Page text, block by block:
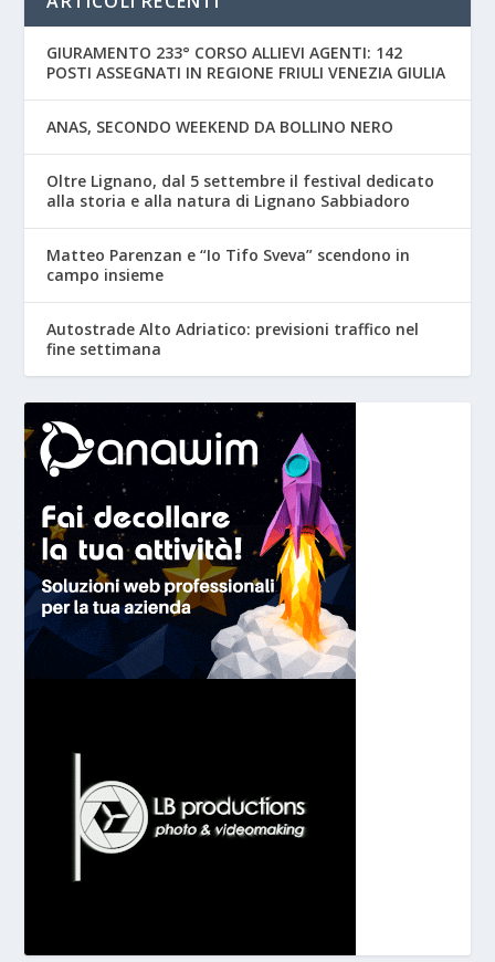
GIURAMENTO 233° CORSO ALLIEVI AGENTI: 142
POSTI ASSEGNATI IN REGIONE FRIULI VENEZIA GIULIA
ANAS, SECONDO WEEKEND DA BOLLINO NERO
Oltre Lignano, dal 5 settembre il festival dedicato
alla storia e alla natura di Lignano Sabbiadoro
Matteo Parenzan e “Io Tifo Sveva” scendono in
campo insieme
Autostrade Alto Adriatico: previsioni traffico nel
fine settimana